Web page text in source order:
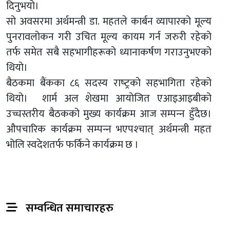
दिनुभयो।
सो अवसरमा अर्थमन्त्री डा. महतले कार्बन व्यापारको मूल्य
पुनरावलोकन गरी उचित मूल्य कायम गर्न जरुरी रहेको
तर्फ समेत सबै सहभागीहरूको ध्यानाकर्षण गराउनुभएको
थियो।
बैठकमा बैंकका ८६ सदस्य राष्‍ट्रको सहभागिता रहेको
थियो। शार्म अल शेखमा आयोजित एआइआइबीको
उच्चस्तरीय बैठकको मुख्य कार्यक्रम आज सम्पन्‍न हुँदैछ।
औपचारिक कार्यक्रम सम्पन्‍न भएपश्‍चात् अर्थमन्त्री महत
भोलि स्वदेशतर्फ फर्किने कार्यक्रम छ ।
सम्वन्धित समाचारहरु